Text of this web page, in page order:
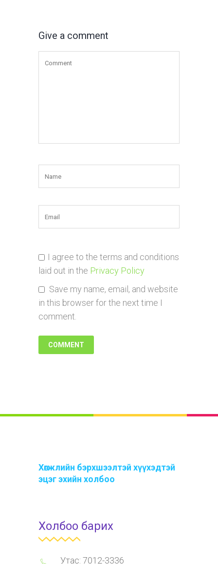
Give a comment
I agree to the terms and conditions
laid out in the Privacy Policy
Save my name, email, and website
in this browser for the next time I
comment.
Хөгжлийн бэрхшээлтэй хүүхэдтэй
эцэг эхийн холбоо
Холбоо барих
Утас: 7012-3336